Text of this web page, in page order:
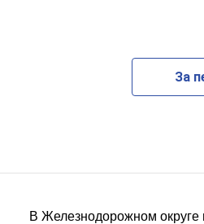
За
В Железнодорожном округе